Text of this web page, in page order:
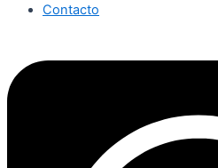
Contacto